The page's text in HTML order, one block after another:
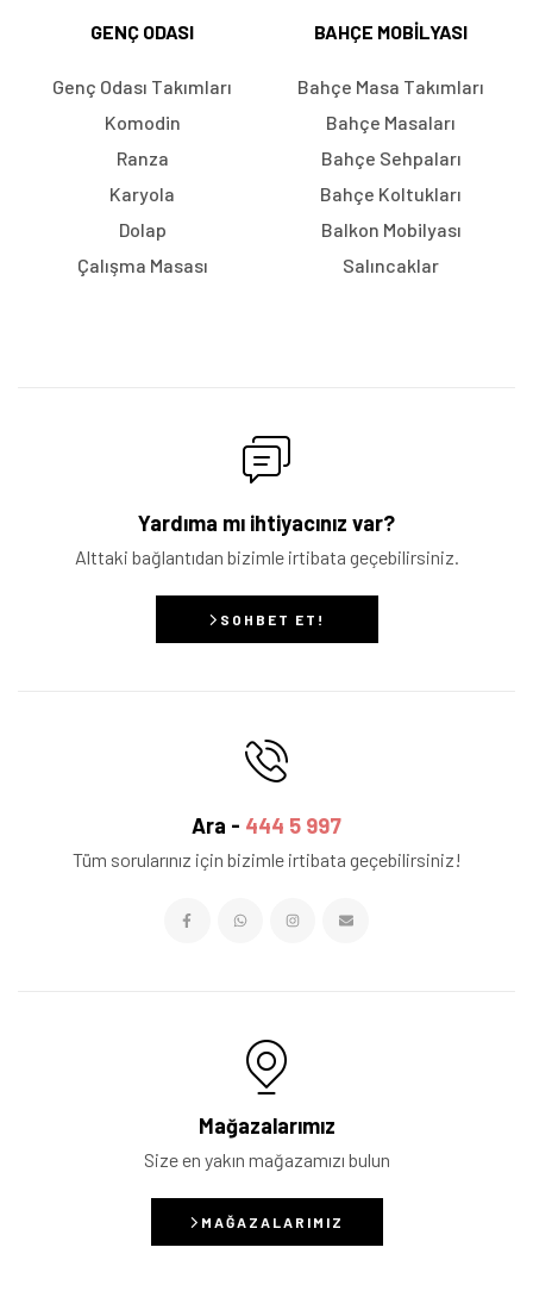
GENÇ ODASI
Genç Odası Takımları
Komodin
Ranza
Karyola
Dolap
Çalışma Masası
BAHÇE MOBILYASI
Bahçe Masa Takımları
Bahçe Masaları
Bahçe Sehpaları
Bahçe Koltukları
Balkon Mobilyası
Salıncaklar
Yardıma mı ihtiyacınız var?
Alttaki bağlantıdan bizimle irtibata geçebilirsiniz.
SOHBET ET!
Ara - 444 5 997
Tüm sorularınız için bizimle irtibata geçebilirsiniz!
Mağazalarımız
Size en yakın mağazamızı bulun
MAĞAZALARIMIZ